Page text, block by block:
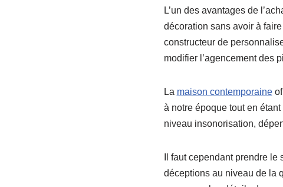
L’un des avantages de
décoration sans avoir à
constructeur de
modifier l’agencement des
La maison contemporaine
à notre époque tout en
niveau insonorisation,
Il faut cependant prendre
déceptions au niveau de la